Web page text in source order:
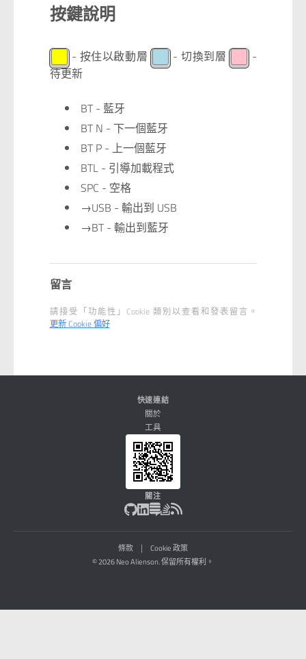
按鍵說明
- 按住以啟動層 - 切換到層
-
待更新
BT - 藍牙
BT N - 下一個藍牙
BT P - 上一個藍牙
BTL - 引導加載程式
SPC - 空格
→USB - 輸出到 USB
→BT - 輸出到藍牙
留言
請接受「功能性」Cookie 類別以查看和發表留言。
更新 Cookie 偏好
快速連結
關於
工具
關注
條款 |
Cookie 政策
© 2026 Neo Alienson. 保留所有權利。